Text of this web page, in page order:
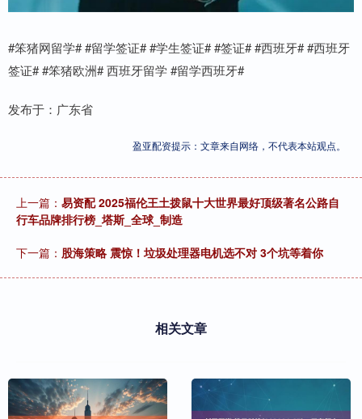
#笨猪网留学# #留学签证# #学生签证# #签证# #西班牙# #西班牙
签证# #笨猪欧洲# 西班牙留学 #留学西班牙#
发布于：广东省
盈亚配资提示：文章来自网络，不代表本站观点。
上一篇： 易资配 2025福伦王土拨鼠十大世界最好顶级著名公路自
行车品牌排行榜_塔斯_全球_制造
下一篇： 股海策略 震惊！垃圾处理器电机选不对 3个坑等着你
相关文章